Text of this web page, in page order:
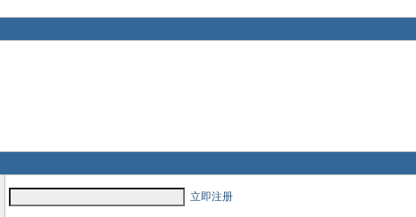
立即注册